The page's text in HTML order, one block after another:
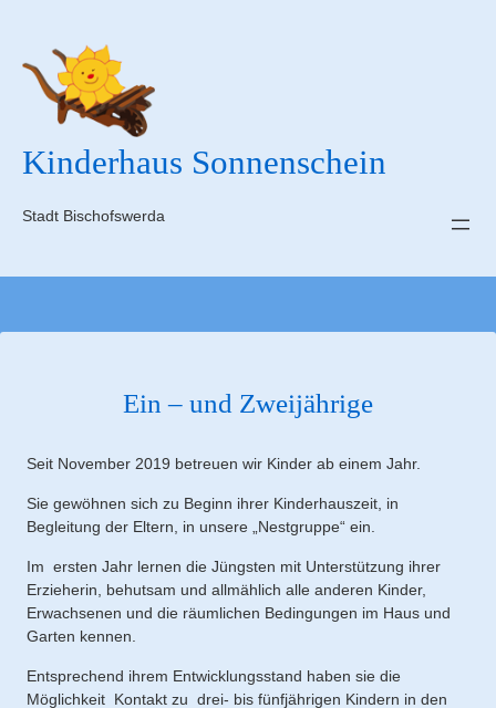
springen
Kinderhaus Sonnenschein
Stadt Bischofswerda
Ein – und Zweijährige
Seit November 2019 betreuen wir Kinder ab einem Jahr.
Sie gewöhnen sich zu Beginn ihrer Kinderhauszeit, in
Begleitung der Eltern, in unsere „Nestgruppe“ ein.
Im ersten Jahr lernen die Jüngsten mit Unterstützung ihrer
Erzieherin, behutsam und allmählich alle anderen Kinder,
Erwachsenen und die räumlichen Bedingungen im Haus und
Garten kennen.
Entsprechend ihrem Entwicklungsstand haben sie die
Möglichkeit Kontakt zu drei- bis fünfjährigen Kindern in den